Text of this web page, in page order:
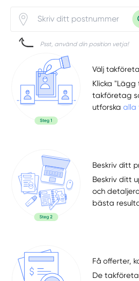
Psst, använd din position vetja!
Välj
Klicka
takföretag
utforskaalla
Beskriv ditt
Beskriv ditt
och
bästa
Få offerter,
De